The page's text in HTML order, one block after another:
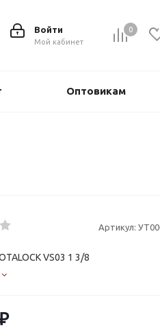
0
Войти
Мой кабинет
Оптовикам
Артикул:
VS03 1 3/8